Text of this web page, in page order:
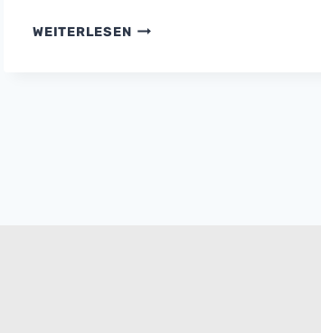
WEITERLESENGEDANKEN